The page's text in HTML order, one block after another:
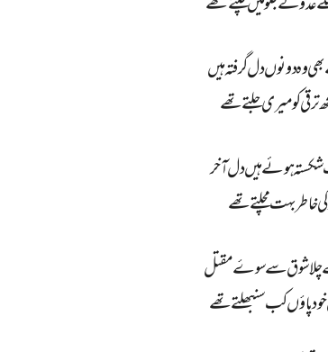
وہ دونوں دل گرفتہ ہیں
ترقی کو میری جلتے تھے
ہوئے ہیں دل آخر
خاطر بہت مچلتے تھے
چلا شوق سے سوۓ مقتل
پاؤں کب سنبھلتے تھے